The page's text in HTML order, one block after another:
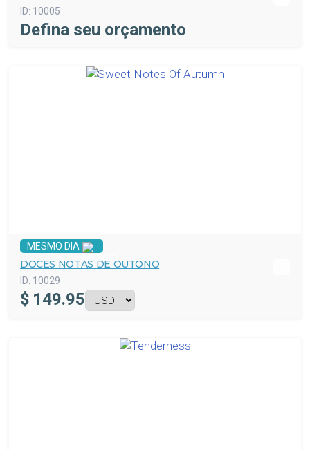
ID: 10005
Defina seu orçamento
MESMO DIA
DOCES NOTAS DE OUTONO
ID: 10029
$ 149.95